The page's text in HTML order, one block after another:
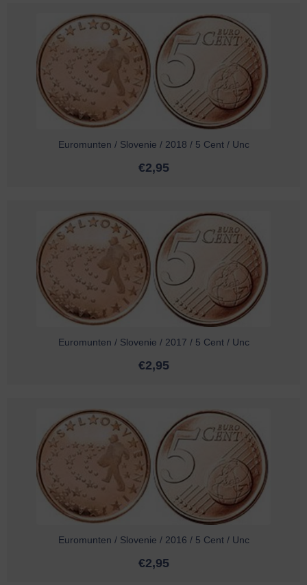
Euromunten / Slovenie / 2018 / 5 Cent / Unc
€2,95
Euromunten / Slovenie / 2017 / 5 Cent / Unc
€2,95
Euromunten / Slovenie / 2016 / 5 Cent / Unc
€2,95